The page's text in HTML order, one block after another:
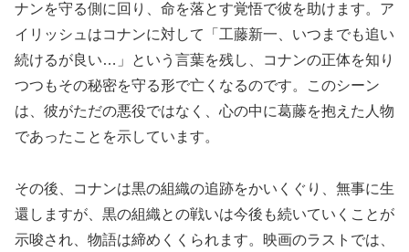
ナンを守る側に回り、命を落とす覚悟で彼を助けます。ア
イリッシュはコナンに対して「工藤新一、いつまでも追い
続けるが良い…」という言葉を残し、コナンの正体を知り
つつもその秘密を守る形で亡くなるのです。このシーン
は、彼がただの悪役ではなく、心の中に葛藤を抱えた人物
であったことを示しています。
その後、コナンは黒の組織の追跡をかいくぐり、無事に生
還しますが、黒の組織との戦いは今後も続いていくことが
示唆され、物語は締めくくられます。映画のラストでは、